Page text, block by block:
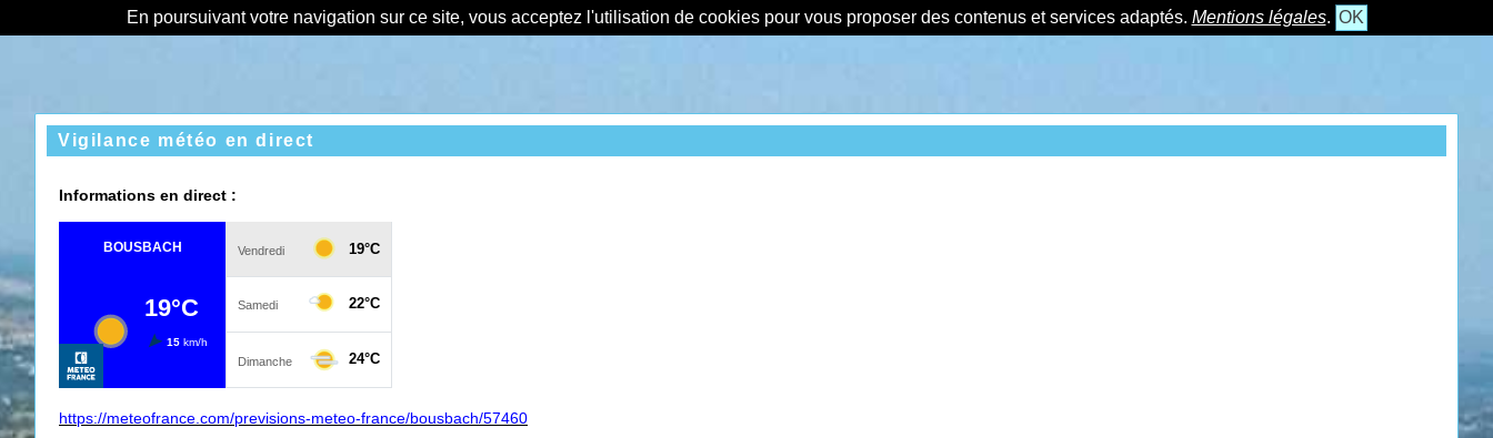
En poursuivant votre navigation sur ce site, vous acceptez l'utilisation de cookies pour vous proposer des contenus et services adaptés. Mentions légales. OK
Vigilance météo en direct
Informations en direct :
https://meteofrance.com/previsions-meteo-france/bousbach/57460